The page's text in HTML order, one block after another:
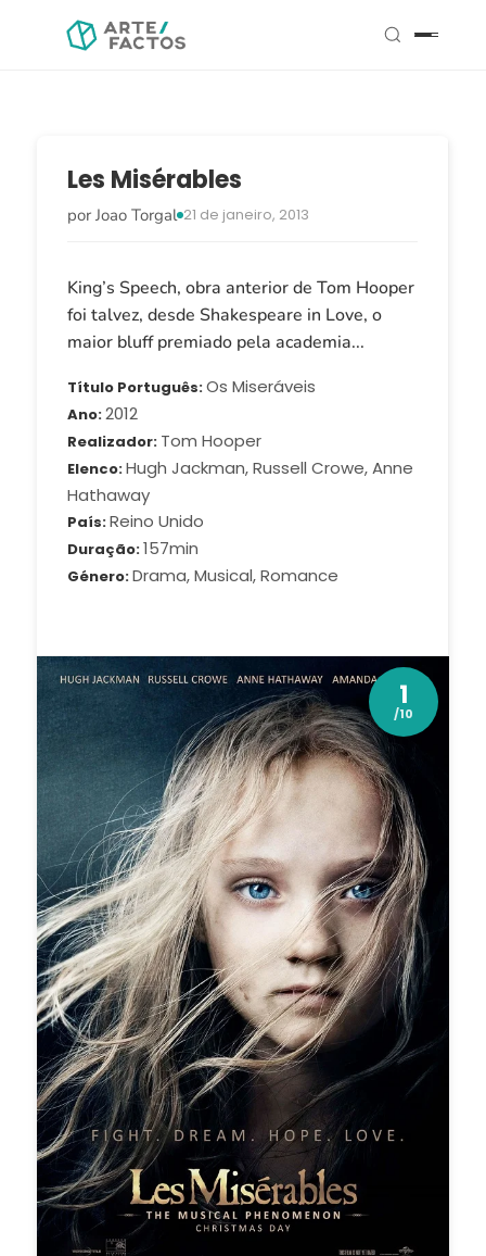
Les Misérables
por Joao Torgal 21 de janeiro, 2013
King’s Speech, obra anterior de Tom Hooper
foi talvez, desde Shakespeare in Love, o
maior bluff premiado pela academia...
Título Português Os Miseráveis
Ano 2012
Realizador Tom Hooper
Elenco Hugh Jackman, Russell Crowe, Anne
Hathaway
País Reino Unido
Duração 157min
Género Drama, Musical, Romance
1
/10